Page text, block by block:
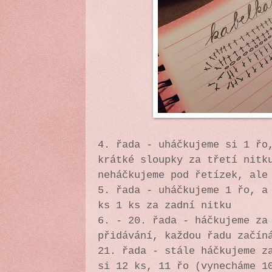
4. řada - uháčkujeme si 1
krátké sloupky za třetí nitku
neháčkujeme pod řetízek,
5. řada - uháčkujeme 1 řo, a
ks 1 ks za zadní nitku
6. - 20. řada - háčkujeme
přidávání, každou řadu
21. řada - stále háčkujeme
si 12 ks, 11 řo (vynecháme